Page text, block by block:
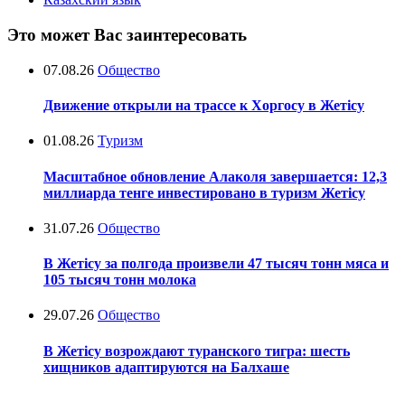
Это может Вас заинтересовать
07.08.26 Общество
Движение открыли на трассе к Хоргосу в Жетісу
01.08.26 Туризм
Масштабное обновление Алаколя завершается: 12,3
миллиарда тенге инвестировано в туризм Жетісу
31.07.26 Общество
В Жетісу за полгода произвели 47 тысяч тонн мяса и
105 тысяч тонн молока
29.07.26 Общество
В Жетісу возрождают туранского тигра: шесть
хищников адаптируются на Балхаше